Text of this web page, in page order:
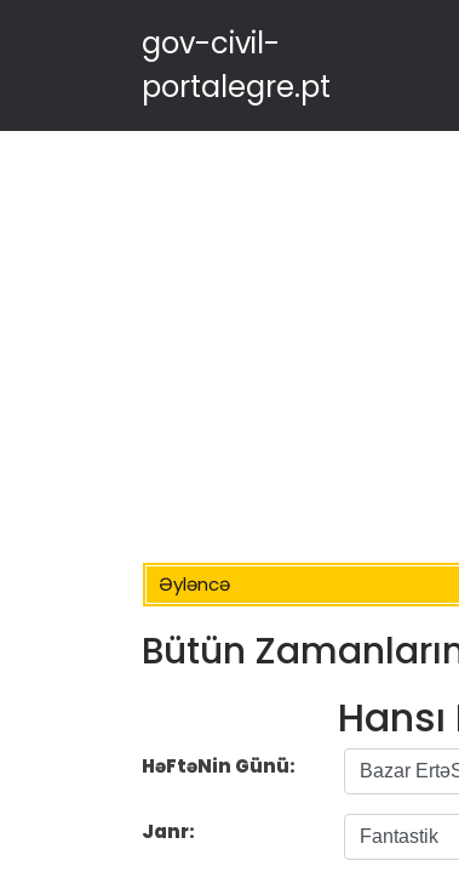
gov-civil-
portalegre.pt
Əyləncə
Bütün
HəFtəNin Günü:
Janr: